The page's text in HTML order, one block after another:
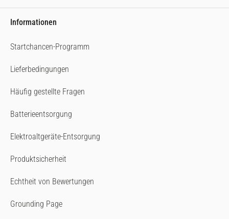
Informationen
Startchancen-Programm
Lieferbedingungen
Häufig gestellte Fragen
Batterieentsorgung
Elektroaltgeräte-Entsorgung
Produktsicherheit
Echtheit von Bewertungen
Grounding Page